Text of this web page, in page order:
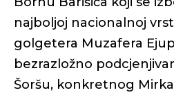
najboljoj nacionalnoj
golgetera Muzafera
bezrazložno
Šoršu, konkretnog